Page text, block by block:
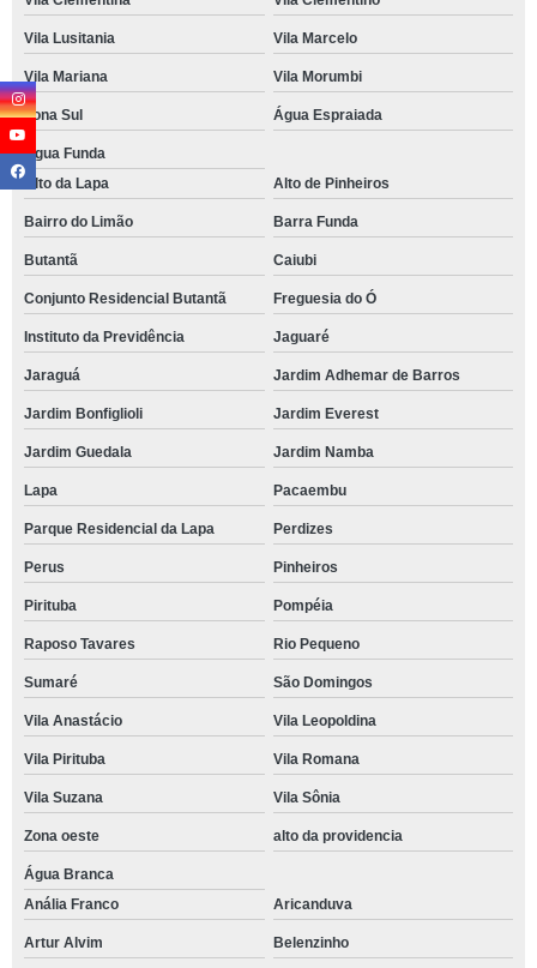
Vila Lusitania Vila Marcelo
Vila Mariana Vila Morumbi
Zona Sul Água Espraiada
Água Funda
Alto da Lapa
Alto de Pinheiros
Bairro do Limão Barra Funda
Butantã Caiubi
Conjunto Residencial Butantã Freguesia do Ó
Instituto da Previdência Jaguaré
Jaraguá Jardim Adhemar de Barros
Jardim Bonfiglioli Jardim Everest
Jardim Guedala Jardim Namba
Lapa Pacaembu
Parque Residencial da Lapa Perdizes
Perus Pinheiros
Pirituba Pompéia
Raposo Tavares Rio Pequeno
Sumaré São Domingos
Vila Anastácio Vila Leopoldina
Vila Pirituba Vila Romana
Vila Suzana Vila Sônia
Zona oeste alto da providencia
Água Branca
Anália Franco
Aricanduva
Artur Alvim Belenzinho